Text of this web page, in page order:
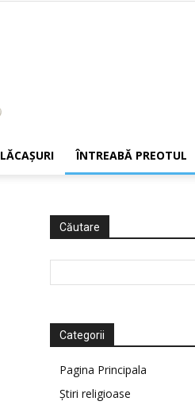
LĂCAŞURI ÎNTREABĂ PREOTUL
Căutare
Categorii
Pagina Principala
Știri religioase